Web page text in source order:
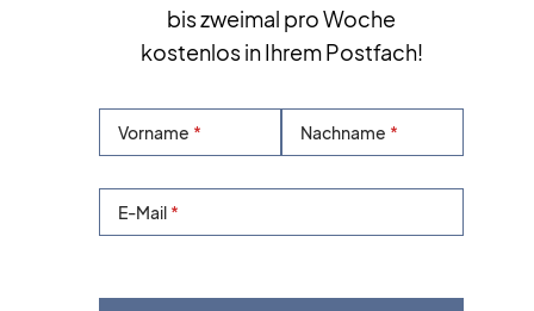
bis zweimal pro Woche
kostenlos in Ihrem Postfach!
Vorname Nachname
E-Mail